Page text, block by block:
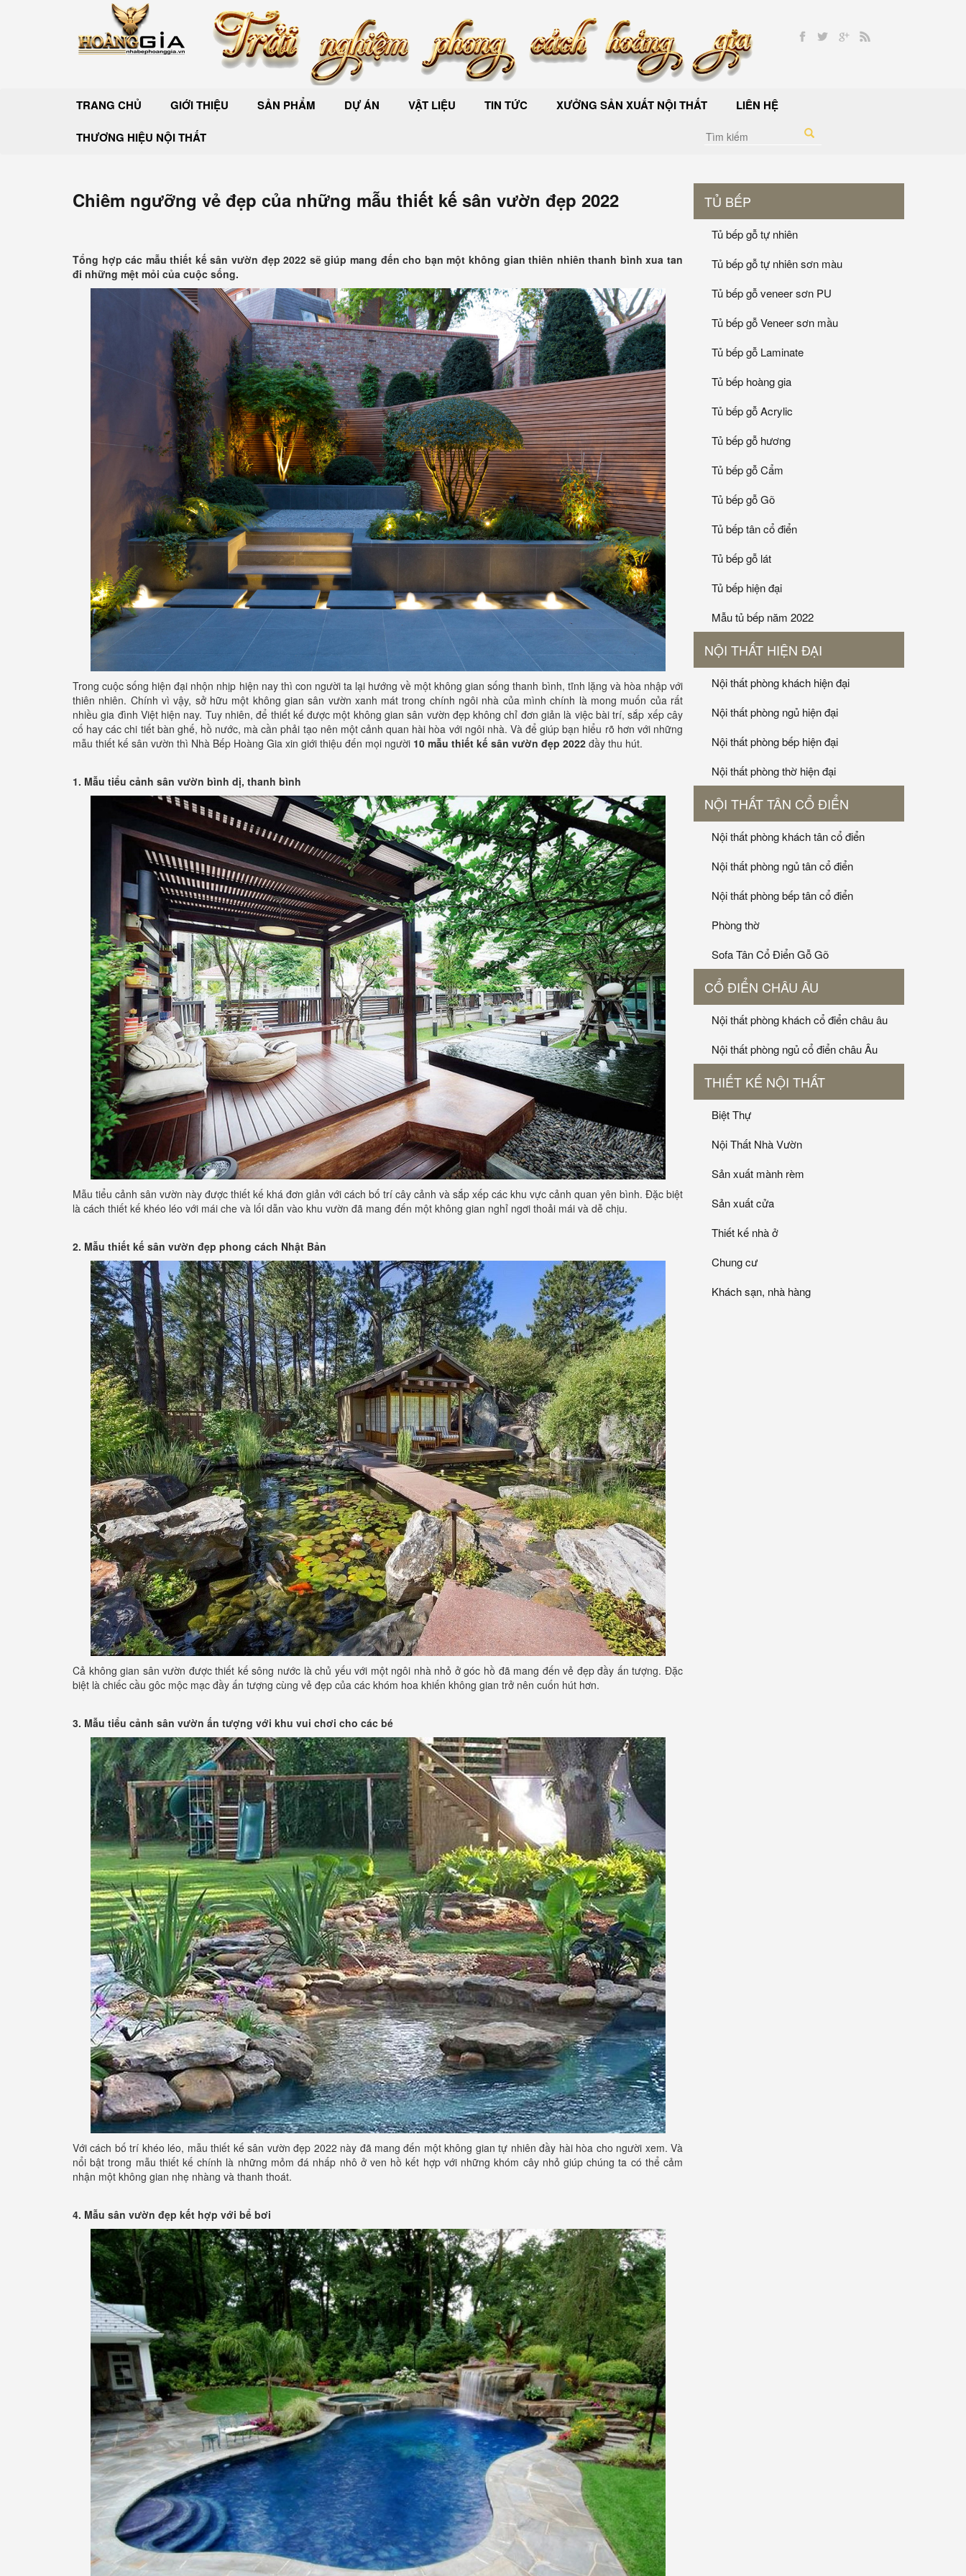
TRANG CHỦ GIỚI THIỆU SẢN PHẨM DỰ ÁN VẬT LIỆU TIN TỨC XƯỞNG SẢN XUẤT NỘI THẤT LIÊN HỆ
THƯƠNG HIỆU NỘI THẤT
Chiêm ngưỡng vẻ đẹp của những mẫu thiết kế sân vườn đẹp 2022
Tổng hợp các mẫu thiết kế sân vườn đẹp 2022 sẽ giúp mang đến cho bạn một không gian thiên nhiên thanh bình xua tan
đi những mệt mỏi của cuộc sống.
Trong cuộc sống hiện đại nhộn nhịp hiện nay thì con người ta lại hướng về một không gian sống thanh bình, tĩnh lặng và hòa nhập với
thiên nhiên. Chính vì vậy, sở hữu một không gian sân vườn xanh mát trong chính ngôi nhà của mình chính là mong muốn của rất
nhiều gia đình Việt hiện nay. Tuy nhiên, để thiết kế được một không gian sân vườn đẹp không chỉ đơn giản là việc bài trí, sắp xếp cây
cố hay các chi tiết bàn ghế, hồ nước, mà cần phải tạo nên một cảnh quan hài hòa với ngôi nhà. Và để giúp bạn hiểu rõ hơn với những
mẫu thiết kế sân vườn thì Nhà Bếp Hoàng Gia xin giới thiệu đến mọi người 10 mẫu thiết kế sân vườn đẹp 2022 đầy thu hút.
1. Mẫu tiểu cảnh sân vườn bình dị, thanh bình
Mẫu tiểu cảnh sân vườn này được thiết kế khá đơn giản với cách bố trí cây cảnh và sắp xếp các khu vực cảnh quan yên bình. Đặc biệt
là cách thiết kế khéo léo với mái che và lối dẫn vào khu vườn đã mang đến một không gian nghỉ ngơi thoải mái và dễ chịu.
2. Mẫu thiết kế sân vườn đẹp phong cách Nhật Bản
Cả không gian sân vườn được thiết kế sông nước là chủ yếu với một ngôi nhà nhỏ ở góc hồ đã mang đến vẻ đẹp đầy ấn tượng. Đặc
biệt là chiếc cầu gôc mộc mạc đầy ấn tượng cùng vẻ đẹp của các khóm hoa khiến không gian trở nên cuốn hút hơn.
3. Mẫu tiểu cảnh sân vườn ấn tượng với khu vui chơi cho các bé
Với cách bố trí khéo léo, mẫu thiết kế sân vườn đẹp 2022 này đã mang đến một không gian tự nhiên đầy hài hòa cho người xem. Và
nổi bật trong mẫu thiết kế chính là những mỏm đá nhấp nhô ở ven hồ kết hợp với những khóm cây nhỏ giúp chúng ta có thể cảm
nhận một không gian nhẹ nhàng và thanh thoát.
4. Mẫu sân vườn đẹp kết hợp với bể bơi
TỦ BẾP
Tủ bếp gỗ tự nhiên
Tủ bếp gỗ tự nhiên sơn màu
Tủ bếp gỗ veneer sơn PU
Tủ bếp gỗ Veneer sơn mầu
Tủ bếp gỗ Laminate
Tủ bếp hoàng gia
Tủ bếp gỗ Acrylic
Tủ bếp gỗ hương
Tủ bếp gỗ Cẩm
Tủ bếp gỗ Gõ
Tủ bếp tân cổ điển
Tủ bếp gỗ lát
Tủ bếp hiện đại
Mẫu tủ bếp năm 2022
NỘI THẤT HIỆN ĐẠI
Nội thất phòng khách hiện đại
Nội thất phòng ngủ hiện đại
Nội thất phòng bếp hiện đại
Nội thất phòng thờ hiện đại
NỘI THẤT TÂN CỔ ĐIỂN
Nội thất phòng khách tân cổ điển
Nội thất phòng ngủ tân cổ điển
Nội thất phòng bếp tân cổ điển
Phòng thờ
Sofa Tân Cổ Điển Gỗ Gõ
CỔ ĐIỂN CHÂU ÂU
Nội thất phòng khách cổ điển châu âu
Nội thất phòng ngủ cổ điển châu Âu
THIẾT KẾ NỘI THẤT
Biệt Thự
Nội Thất Nhà Vườn
Sản xuất mành rèm
Sản xuất cửa
Thiết kế nhà ở
Chung cư
Khách sạn, nhà hàng